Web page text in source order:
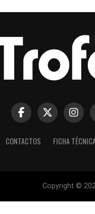
CONTACTOS FICHA
Copyright ©